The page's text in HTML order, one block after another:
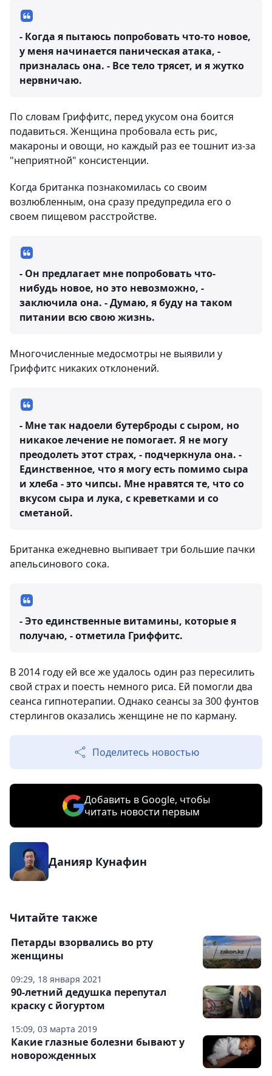
- Когда я пытаюсь попробовать что-то новое,
у меня начинается паническая атака, -
призналась она. - Все тело трясет, и я жутко
нервничаю.
По словам Гриффитс, перед укусом она боится
подавиться. Женщина пробовала есть рис,
макароны и овощи, но каждый раз ее тошнит из-за
"неприятной" консистенции.
Когда британка познакомилась со своим
возлюбленным, она сразу предупредила его о
своем пищевом расстройстве.
- Он предлагает мне попробовать что-
нибудь новое, но это невозможно, -
заключила она. - Думаю, я буду на таком
питании всю свою жизнь.
Многочисленные медосмотры не выявили у
Гриффитс никаких отклонений.
- Мне так надоели бутерброды с сыром, но
никакое лечение не помогает. Я не могу
преодолеть этот страх, - подчеркнула она. -
Единственное, что я могу есть помимо сыра
и хлеба - это чипсы. Мне нравятся те, что со
вкусом сыра и лука, с креветками и со
сметаной.
Британка ежедневно выпивает три большие пачки
апельсинового сока.
- Это единственные витамины, которые я
получаю, - отметила Гриффитс.
В 2014 году ей все же удалось один раз пересилить
свой страх и поесть немного риса. Ей помогли два
сеанса гипнотерапии. Однако сеансы за 300 фунтов
стерлингов оказались женщине не по карману.
Поделитесь новостью
Добавить в Google, чтобы
читать новости первым
Данияр Кунафин
Читайте также
09:29, 18 января 2021
Петарды взорвались во рту
женщины
15:09, 03 марта 2019
90-летний дедушка перепутал
краску с йогуртом
Какие глазные болезни бывают у
новорожденных